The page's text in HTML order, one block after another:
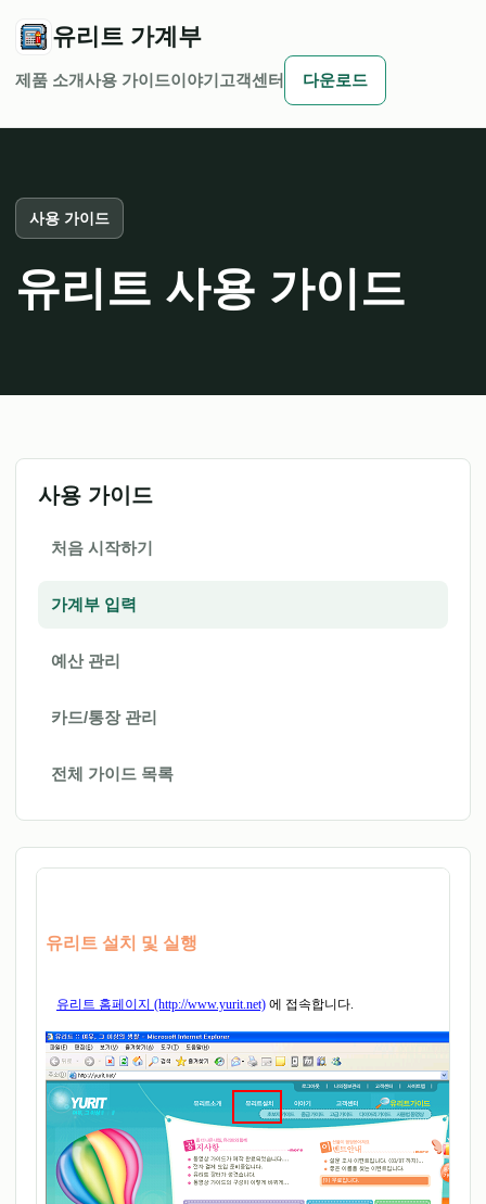
유리트 가계부
제품 소개사용 가이드이야기 고객센터 다운로드
사용 가이드
유리트 사용 가이드
사용 가이드
처음 시작하기
가계부 입력
예산 관리
카드/통장 관리
전체 가이드 목록